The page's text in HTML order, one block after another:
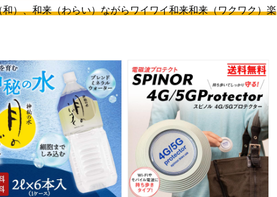
）、和来（わらい）ながらワイワイ和来和来（ワクワク）楽